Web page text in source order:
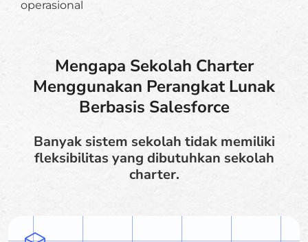
operasional
Mengapa Sekolah Charter
Menggunakan Perangkat Lunak
Berbasis Salesforce
Banyak sistem sekolah tidak memiliki
fleksibilitas yang dibutuhkan sekolah
charter.